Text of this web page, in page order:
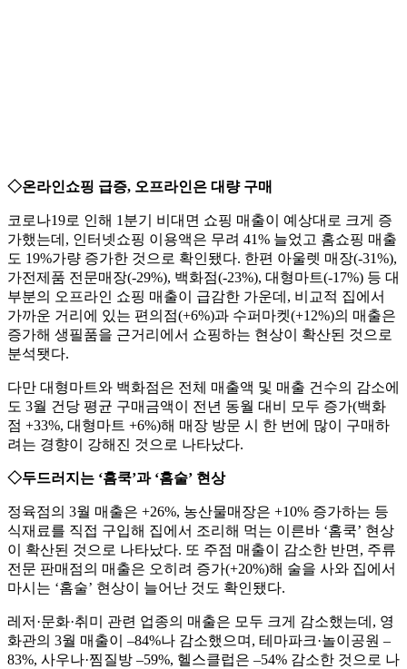
◇온라인쇼핑 급증, 오프라인은 대량 구매
코로나19로 인해 1분기 비대면 쇼핑 매출이 예상대로 크게 증
가했는데, 인터넷쇼핑 이용액은 무려 41% 늘었고 홈쇼핑 매출
도 19%가량 증가한 것으로 확인됐다. 한편 아울렛 매장(-31%),
가전제품 전문매장(-29%), 백화점(-23%), 대형마트(-17%) 등 대
부분의 오프라인 쇼핑 매출이 급감한 가운데, 비교적 집에서
가까운 거리에 있는 편의점(+6%)과 수퍼마켓(+12%)의 매출은
증가해 생필품을 근거리에서 쇼핑하는 현상이 확산된 것으로
분석됏다.
다만 대형마트와 백화점은 전체 매출액 및 매출 건수의 감소에
도 3월 건당 평균 구매금액이 전년 동월 대비 모두 증가(백화
점 +33%, 대형마트 +6%)해 매장 방문 시 한 번에 많이 구매하
려는 경향이 강해진 것으로 나타났다.
◇두드러지는 ‘홈쿡’과 ‘홈술’ 현상
정육점의 3월 매출은 +26%, 농산물매장은 +10% 증가하는 등
식재료를 직접 구입해 집에서 조리해 먹는 이른바 ‘홈쿡’ 현상
이 확산된 것으로 나타났다. 또 주점 매출이 감소한 반면, 주류
전문 판매점의 매출은 오히려 증가(+20%)해 술을 사와 집에서
마시는 ‘홈술’ 현상이 늘어난 것도 확인됐다.
레저·문화·취미 관련 업종의 매출은 모두 크게 감소했는데, 영
화관의 3월 매출이 –84%나 감소했으며, 테마파크·놀이공원 –
83%, 사우나·찜질방 –59%, 헬스클럽은 –54% 감소한 것으로 나